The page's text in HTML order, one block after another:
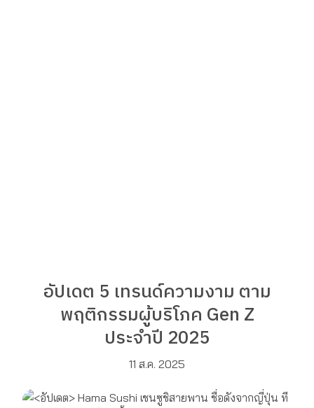
อัปเดต 5 เทรนด์ความงาม ตาม
พฤติกรรมผู้บริโภค Gen Z
ประจำปี 2025
11 ส.ค. 2025